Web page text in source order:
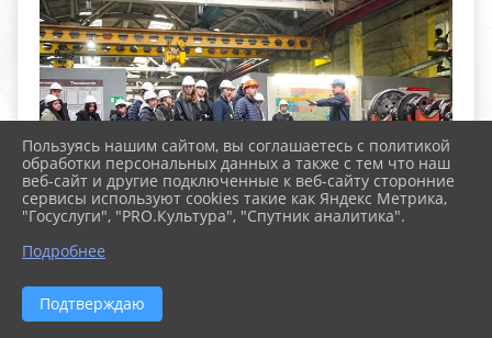
Пользуясь нашим сайтом, вы соглашаетесь с политикой
обработки персональных данных а также с тем что наш
веб-сайт и другие подключенные к веб-сайту сторонние
сервисы используют cookies такие как Яндекс Метрика,
"Госуслуги", "PRO.Культура", "Спутник аналитика".
Подробнее
Подтверждаю